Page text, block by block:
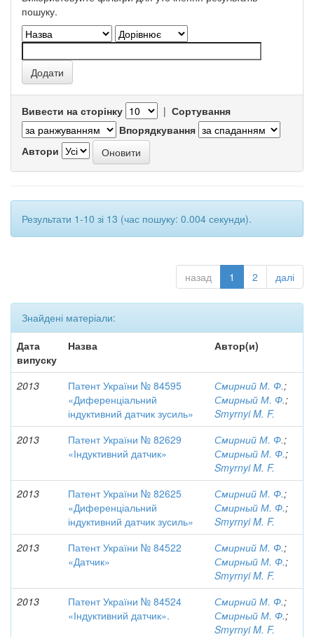
пошуку.
Вивести на сторінку | Сортування
Впорядкування
Автори
Результати 1-10 зі 13 (час пошуку: 0.004 секунди).
назад 1 2 далі
Знайдені матеріали:
Дата
випуску
Назва Автор(и)
2013
Патент України № 84595
«Диференціальний
індуктивний датчик зусиль»
Смирний М. Ф.;
Смирный М. Ф.;
Smyrnyi M. F.
2013
Патент України № 82629
«Індуктивний датчик»
Смирний М. Ф.;
Смирный М. Ф.;
Smyrnyi M. F.
2013
Патент України № 82625
«Диференціальний
індуктивний датчик зусиль»
Смирний М. Ф.;
Смирный М. Ф.;
Smyrnyi M. F.
2013
Патент України № 84522
«Датчик»
Смирний М. Ф.;
Смирный М. Ф.;
Smyrnyi M. F.
2013
Патент України № 84524
«Індуктивний датчик».
Смирний М. Ф.;
Смирный М. Ф.;
Smyrnyi M. F.